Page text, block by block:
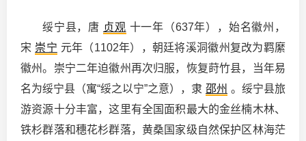
绥宁县，唐 贞观 十一年（637年），始名徽州，
宋 崇宁 元年（1102年），朝廷将溪洞徽州复改为羁縻
徽州。崇宁二年迫徽州再次归服，恢复莳竹县，当年易
名为绥宁县（寓“绥之以宁”之意），隶 邵州 。绥宁县旅
游资源十分丰富，这里有全国面积最大的金丝楠木林、
铁杉群落和穗花杉群落，黄桑国家级自然保护区林海茫